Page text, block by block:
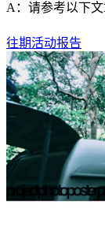
A：请参考以下文
往期活动报告